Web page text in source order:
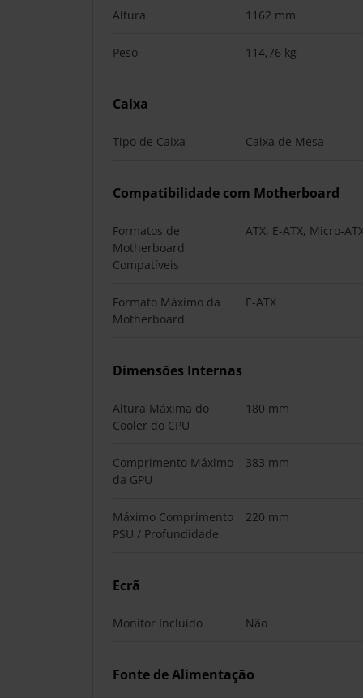
Altura 1162 mm
Peso 114,76 kg
Caixa
Tipo de Caixa Caixa de Mesa
Compatibilidade com Motherboard
Formatos de
Motherboard
Compatíveis
ATX, E-ATX, Micro-
Formato Máximo da
Motherboard
E-ATX
Dimensões Internas
Altura Máxima do
Cooler do CPU
180 mm
Comprimento Máximo
da GPU
383 mm
Máximo Comprimento
PSU / Profundidade
220 mm
Ecrã
Monitor Incluído Não
Fonte de Alimentação